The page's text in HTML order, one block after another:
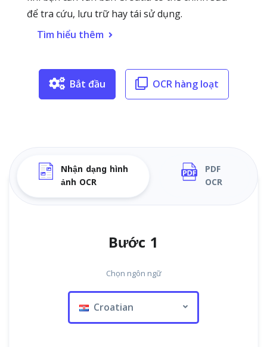
để tra cứu, lưu trữ hay tái sử dụng.
Tìm hiểu thêm
Bắt đầu OCR hàng loạt
Nhận dạng hình
ảnh OCR
PDF
OCR
Bước 1
Chọn ngôn ngữ
Croatian